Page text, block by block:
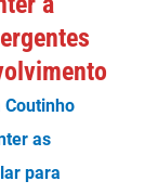
Coutinho
as
para